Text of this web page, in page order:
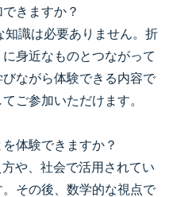
きますか？
識は必要ありません。折
身近なものとつながって
ながら体験できる内容で
ご参加いただけます。
体験できますか？
や、社会で活用されてい
その後、数学的な視点で